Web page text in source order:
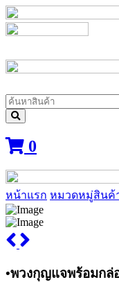
0
หน้าแรก หมวดหมู่สินค้
•พวงกุญแจพร้อมกล่